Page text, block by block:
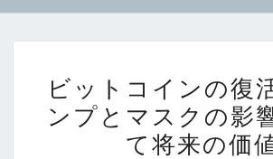
ッ
ト
コ
ビットコインの復
ンプとマスクの影
て将来の価